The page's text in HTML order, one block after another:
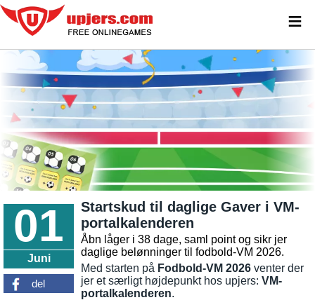
01
Juni
del
Startskud til daglige Gaver i VM-
portalkalenderen
Åbn låger i 38 dage, saml point og sikr jer
daglige belønninger til fodbold-VM 2026.
Med starten på Fodbold-VM 2026 venter der
jer et særligt højdepunkt hos upjers: VM-
portalkalenderen.
≡